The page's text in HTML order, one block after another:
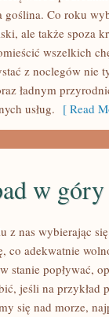
goślina. Co roku
ale także spoza
wszelkich
z noclegów nie
ładnym
usług. [ Read
w góry
z nas wybierając
co adekwatnie
stanie popływać,
jeśli na przykład
się nad morze,